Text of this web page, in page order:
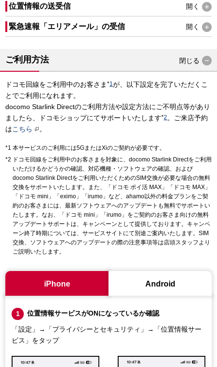
位置情報の送受信 開く
緊急速報「エリアメール」の受信 開く
ご利用方法 閉じる
ドコモ回線をご利用中のお客さま *1 が、以下設定を完了いただくこ
とでご利用になれます。
docomo Starlink Directのご利用方法や設定方法にご不明点等があり
ましたら、ドコモショップにてサポートいたします*2 。ご来店予約
はこちら 。
本サービスのご利用には5GまたはXiのご契約が必要です。
ドコモ回線をご利用中のお客さまを対象に、docomo Starlink Directをご利用
いただけるかどうかの確認、対応機種・ソフトウェアの確認、および
docomo Starlink Directをご利用いただくためのSIM交換が必要な場合の無料
交換をサポートいたします。また、「ドコモ ポイ活 MAX」「ドコモ MAX」
「ドコモ mini」「eximo」「irumo」など、ahamo以外の料金プランをご契
約のお客さまには、最新ソフトウェアへのアップデートも無料でサポートい
たします。なお、「ドコモ mini」「irumo」をご契約のお客さま向けの無料
アップデートサポートは、キャンペーンとして提供しております。キャンペ
ーン終了時期については、サービスサイトにて別途ご案内いたします。SIM
交換、ソフトウェアへのアップデートの際の注意事項等は店頭スタッフより
ご説明いたします。
iPhone Android
1 位置情報サービスがONになっているか確認
「設定」→「プライバシーとセキュリティ」→「位置情報サー
ビス」をタップ